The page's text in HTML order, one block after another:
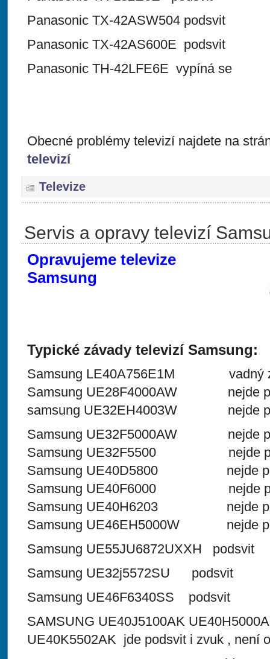
Panasonic TX-42ASW504 podsvit
Panasonic TX-42AS600E podsvit
Panasonic TH-42LFE6E vypíná se
Obecné problémy televizí najdete na
televizí
Televize
Servis a opravy televizí
Opravujeme televize
Samsung
Typické závady televizí Samsung:
Samsung LE40A756E1M vadný
Samsung UE28F4000AW nejde
samsung UE32EH4003W nejde
Samsung UE32F5000AW nejde
Samsung UE32F5500 nejde
Samsung UE40D5800 nejde
Samsung UE40F6000 nejde
Samsung UE40H6203 nejde
Samsung UE46EH5000W nejde
Samsung UE55JU6872UXXH podsvit
Samsung UE32j5572SU podsvit
Samsung UE46F6340SS podsvit
SAMSUNG UE40J5100AK
UE40K5502AK jde podsvit i zvuk , není